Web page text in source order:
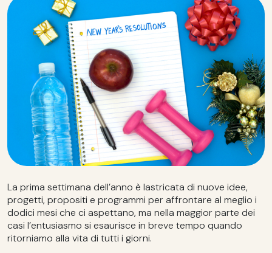
La prima settimana dell’anno è lastricata di nuove idee,
progetti, propositi e programmi per affrontare al meglio i
dodici mesi che ci aspettano, ma nella maggior parte dei
casi l’entusiasmo si esaurisce in breve tempo quando
ritorniamo alla vita di tutti i giorni.